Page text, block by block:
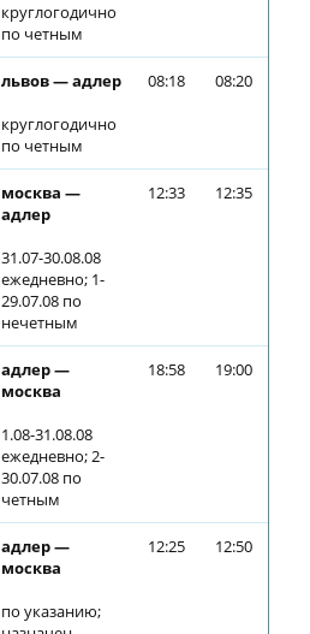
круглогодично
по четным
львов — адлер
круглогодично
по четным
08:18 08:20
москва —
адлер
31.07-30.08.08
ежедневно; 1-
29.07.08 по
нечетным
12:33 12:35
адлер —
москва
1.08-31.08.08
ежедневно; 2-
30.07.08 по
четным
18:58 19:00
адлер —
москва
по указанию;
12:25 12:50